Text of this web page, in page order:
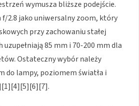
wymusza bliższe podejście.
f/2.8 jako uniwersalny zoom, który
przy zachowaniu stałej
uzupełniają 85 mm i 70-200 mm dla
Ostateczny wybór należy
do lampy, poziomem światła i